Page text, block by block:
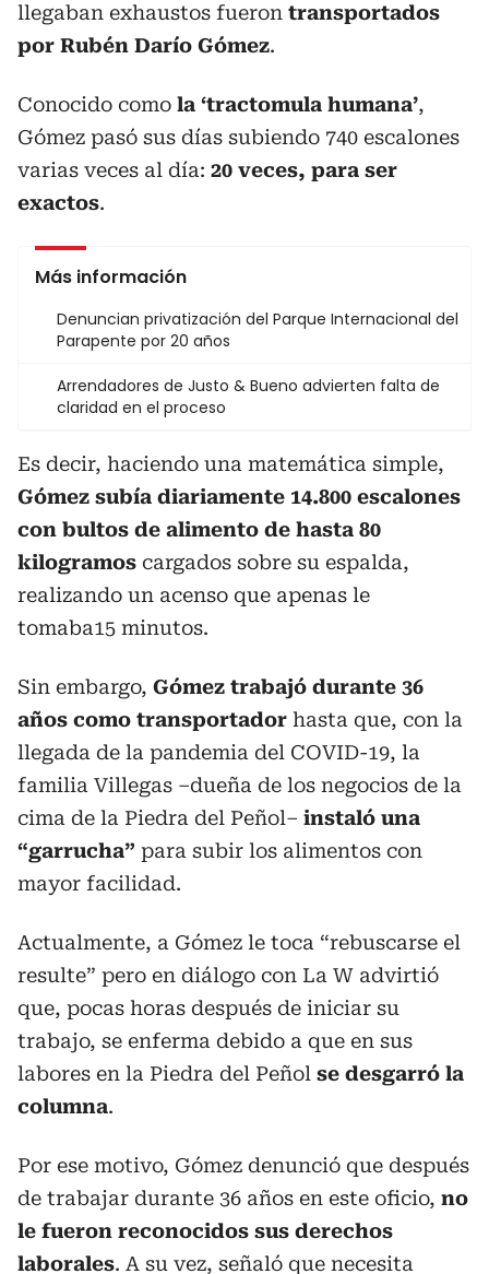
llegaban exhaustos fueron transportados
por Rubén Darío Gómez.
Conocido como la ‘tractomula humana’,
Gómez pasó sus días subiendo 740 escalones
varias veces al día: 20 veces, para ser
exactos.
Más información
Denuncian privatización del Parque Internacional del
Parapente por 20 años
Arrendadores de Justo & Bueno advierten falta de
claridad en el proceso
Es decir, haciendo una matemática simple,
Gómez subía diariamente 14.800 escalones
con bultos de alimento de hasta 80
kilogramos cargados sobre su espalda,
realizando un acenso que apenas le
tomaba15 minutos.
Sin embargo, Gómez trabajó durante 36
años como transportador hasta que, con la
llegada de la pandemia del COVID-19, la
familia Villegas –dueña de los negocios de la
cima de la Piedra del Peñol– instaló una
“garrucha” para subir los alimentos con
mayor facilidad.
Actualmente, a Gómez le toca “rebuscarse el
resulte” pero en diálogo con La W advirtió
que, pocas horas después de iniciar su
trabajo, se enferma debido a que en sus
labores en la Piedra del Peñol se desgarró la
columna.
Por ese motivo, Gómez denunció que después
de trabajar durante 36 años en este oficio, no
le fueron reconocidos sus derechos
laborales. A su vez, señaló que necesita